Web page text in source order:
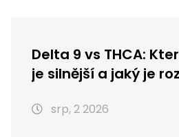
Delta 9 vs THCA:
je silnější a jaký je
srp, 2 2026